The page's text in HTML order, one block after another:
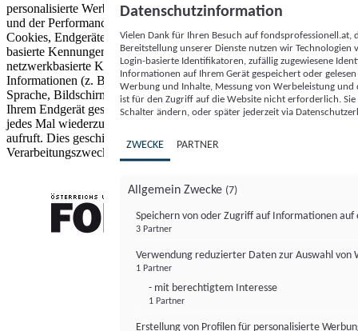
personalisierte Werbung und Inhalte, Messung von Werbeleistung
und der Performance von Inhalten sowie Zielgruppenforschung.
Cookies, Endgeräte- oder ähnliche Online-Kennungen (z. B. login-
basierte Kennungen, zufällig generierte Kennungen,
netzwerkbasierte Kennungen) können zusammen mit anderen
Informationen (z. B. Browsertyp und Browserinformationen,
Sprache, Bildschirmgröße, unterstützte Technologien usw.) auf
Ihrem Endgerät gespeichert oder von dort ausgelesen werden, um es
jedes Mal wiederzuerkennen, wenn es eine App oder einer Webseite
aufruft. Dies geschieht für einen oder mehrere der hier aufgeführten
Verarbeitungszwecke.
Datenschutzinformation
Vielen Dank für Ihren Besuch auf
Bereitstellung unserer Dienste nutzen wir Technologien
Login-basierte Identifikatoren, zufällig zugewiesene
Informationen auf Ihrem Gerät gespeichert oder
Werbung und Inhalte, Messung von Werbeleistung
ist für den Zugriff auf die Website nicht erforderlich.
Schalter ändern, oder später jederzeit via
ZWECKE PARTNER
Allgemein Zwecke (7)
Speichern von oder Zugriff auf Informationen auf
3 Partner
Verwendung reduzierter Daten zur Auswahl von
1 Partner
- mit berechtigtem Interesse
1 Partner
Erstellung von Profilen für personalisierte
FONDS professionell